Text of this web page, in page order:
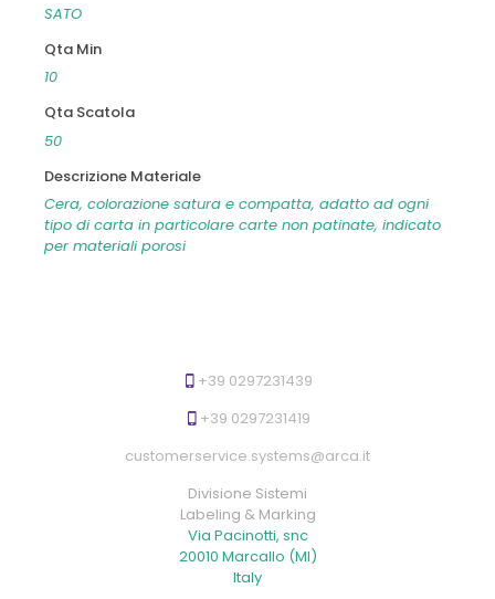
SATO
Qta Min
10
Qta Scatola
50
Descrizione Materiale
Cera, colorazione satura e compatta, adatto ad ogni
tipo di carta in particolare carte non patinate, indicato
per materiali porosi
+39 0297231439
+39 0297231419
customerservice.systems@arca.it
Divisione Sistemi
Labeling & Marking
Via Pacinotti, snc
20010 Marcallo (MI)
Italy